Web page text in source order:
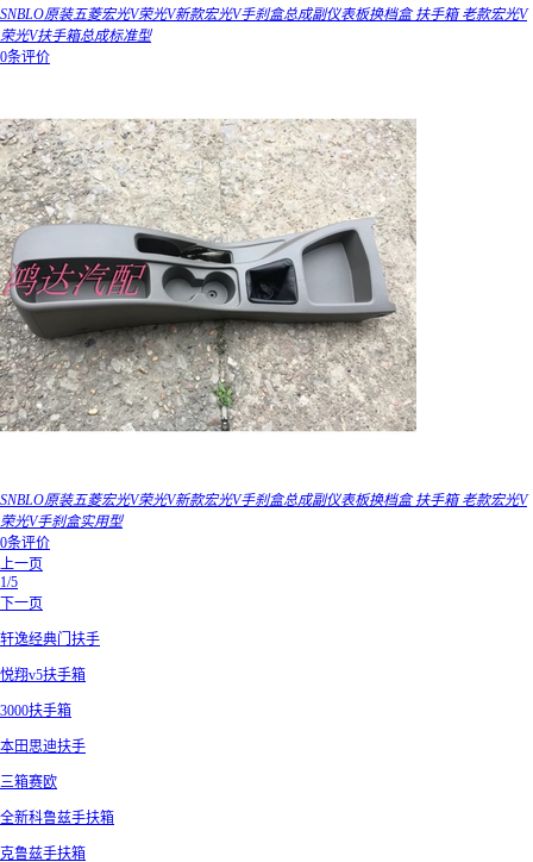
SNBLO原装五菱宏光V荣光V新款宏光V手刹盒总成副仪表板换档盒 扶手箱 老款宏光V
荣光V扶手箱总成标准型
0条评价
SNBLO原装五菱宏光V荣光V新款宏光V手刹盒总成副仪表板换档盒 扶手箱 老款宏光V
荣光V手刹盒实用型
0条评价
上一页
1/5
下一页
轩逸经典门扶手
悦翔v5扶手箱
3000扶手箱
本田思迪扶手
三箱赛欧
全新科鲁兹手扶箱
克鲁兹手扶箱